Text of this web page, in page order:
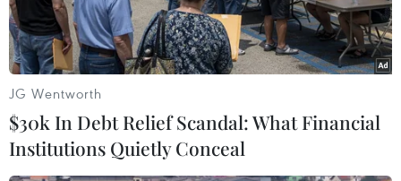
JG Wentworth
$30k In Debt Relief Scandal: What Financial
Institutions Quietly Conceal